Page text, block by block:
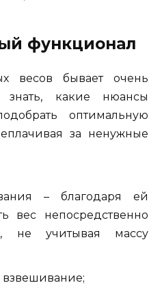
функционал
весов бывает очень
знать, какие нюансы
оптимальную
за ненужные
– благодаря ей
вес непосредственно
не учитывая массу
взвешивание;